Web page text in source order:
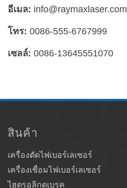
อีเมล: info@raymaxlaser.com
โทร: 0086-555-6767999
เซลล์: 0086-13645551070
สินค้า
เครื่องตัดไฟเบอร์เลเซอร์
เครื่องเชื่อมไฟเบอร์เลเซอร์
ไฮดรอลิกดเบรค